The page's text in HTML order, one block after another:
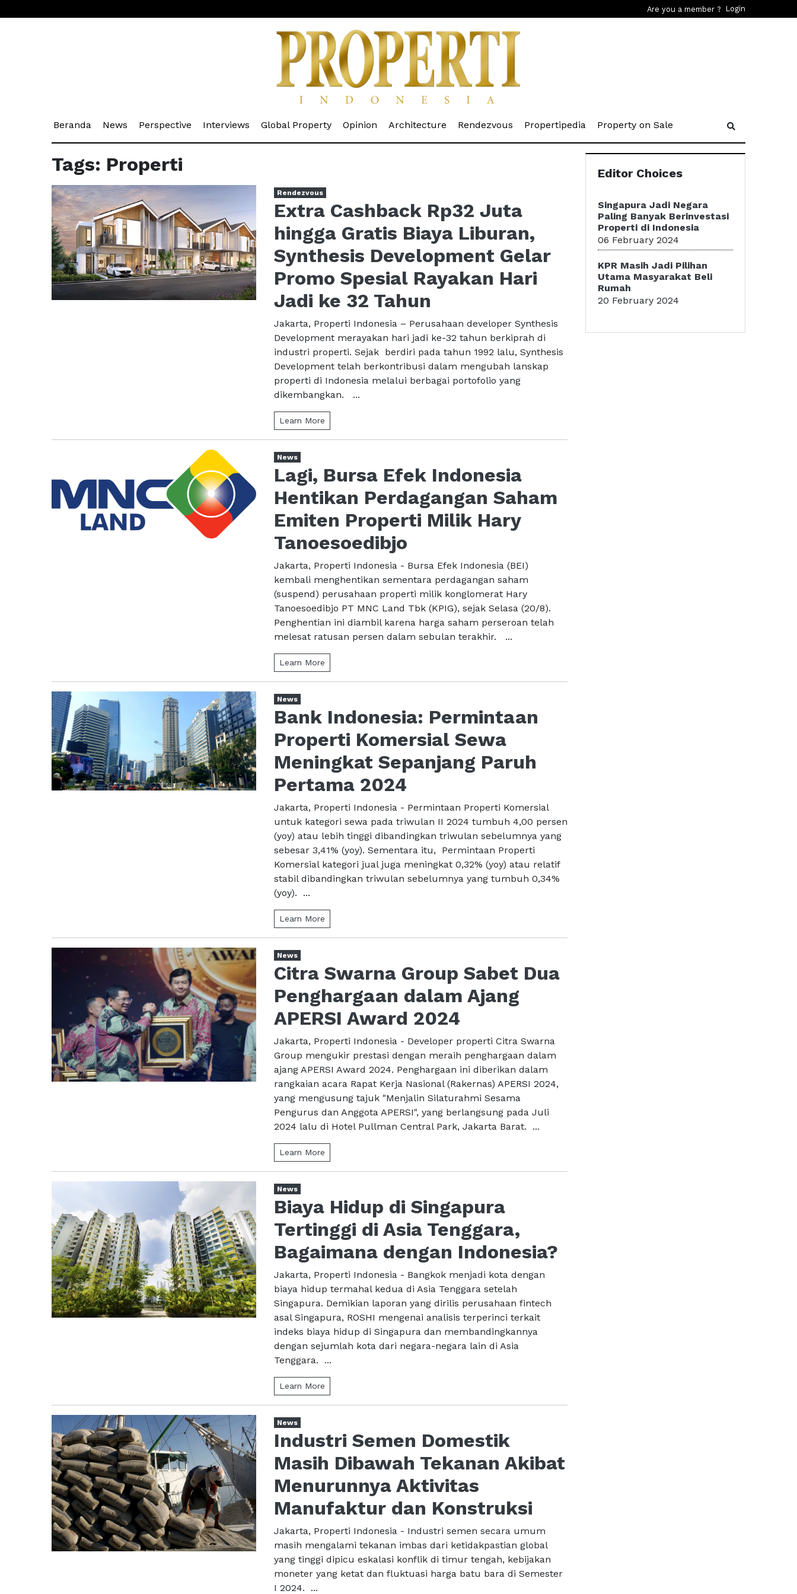
Are you a member ? Login
Beranda (current)
News (current)
Perspective (current)
Interviews (current)
Global Property(current)
Opinion (current)
Architecture (current)
Rendezvous (current)
Propertipedia (current)
Property on Sale
Tags: Properti
Rendezvous
Extra Cashback Rp32 Juta
hingga Gratis Biaya Liburan,
Synthesis Development Gelar
Promo Spesial Rayakan Hari
Jadi ke 32 Tahun
Jakarta, Properti Indonesia – Perusahaan developer Synthesis
Development merayakan hari jadi ke-32 tahun berkiprah di
industri properti. Sejak berdiri pada tahun 1992 lalu, Synthesis
Development telah berkontribusi dalam mengubah lanskap
properti di Indonesia melalui berbagai portofolio yang
dikembangkan. ...
Learn More
News
Lagi, Bursa Efek Indonesia
Hentikan Perdagangan Saham
Emiten Properti Milik Hary
Tanoesoedibjo
Jakarta, Properti Indonesia - Bursa Efek Indonesia (BEI)
kembali menghentikan sementara perdagangan saham
(suspend) perusahaan properti milik konglomerat Hary
Tanoesoedibjo PT MNC Land Tbk (KPIG), sejak Selasa (20/8).
Penghentian ini diambil karena harga saham perseroan telah
melesat ratusan persen dalam sebulan terakhir. ...
Learn More
News
Bank Indonesia: Permintaan
Properti Komersial Sewa
Meningkat Sepanjang Paruh
Pertama 2024
Jakarta, Properti Indonesia - Permintaan Properti Komersial
untuk kategori sewa pada triwulan II 2024 tumbuh 4,00 persen
(yoy) atau lebih tinggi dibandingkan triwulan sebelumnya yang
sebesar 3,41% (yoy). Sementara itu, Permintaan Properti
Komersial kategori jual juga meningkat 0,32% (yoy) atau relatif
stabil dibandingkan triwulan sebelumnya yang tumbuh 0,34%
(yoy). ...
Learn More
News
Citra Swarna Group Sabet Dua
Penghargaan dalam Ajang
APERSI Award 2024
Jakarta, Properti Indonesia - Developer properti Citra Swarna
Group mengukir prestasi dengan meraih penghargaan dalam
ajang APERSI Award 2024. Penghargaan ini diberikan dalam
rangkaian acara Rapat Kerja Nasional (Rakernas) APERSI 2024,
yang mengusung tajuk "Menjalin Silaturahmi Sesama
Pengurus dan Anggota APERSI", yang berlangsung pada Juli
2024 lalu di Hotel Pullman Central Park, Jakarta Barat. ...
Learn More
News
Biaya Hidup di Singapura
Tertinggi di Asia Tenggara,
Bagaimana dengan Indonesia?
Jakarta, Properti Indonesia - Bangkok menjadi kota dengan
biaya hidup termahal kedua di Asia Tenggara setelah
Singapura. Demikian laporan yang dirilis perusahaan fintech
asal Singapura, ROSHI mengenai analisis terperinci terkait
indeks biaya hidup di Singapura dan membandingkannya
dengan sejumlah kota dari negara-negara lain di Asia
Tenggara. ...
Learn More
News
Industri Semen Domestik
Masih Dibawah Tekanan Akibat
Menurunnya Aktivitas
Manufaktur dan Konstruksi
Jakarta, Properti Indonesia - Industri semen secara umum
masih mengalami tekanan imbas dari ketidakpastian global
yang tinggi dipicu eskalasi konflik di timur tengah, kebijakan
moneter yang ketat dan fluktuasi harga batu bara di Semester
I 2024. ...
Editor Choices
Singapura Jadi Negara
Paling Banyak Berinvestasi
Properti di Indonesia
06 February 2024
KPR Masih Jadi Pilihan
Utama Masyarakat Beli
Rumah
20 February 2024